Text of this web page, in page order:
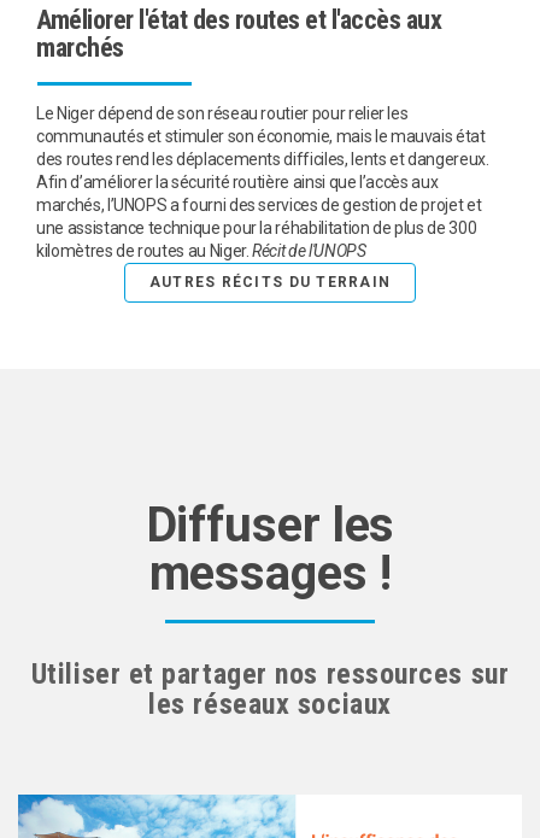
Améliorer l'état des routes et l'accès aux
marchés
Le Niger dépend de son réseau routier pour relier les
communautés et stimuler son économie, mais le mauvais état
des routes rend les déplacements difficiles, lents et dangereux.
Afin d’améliorer la sécurité routière ainsi que l’accès aux
marchés, l’UNOPS a fourni des services de gestion de projet et
une assistance technique pour la réhabilitation de plus de 300
kilomètres de routes au Niger.Récit de l'UNOPS
AUTRES RÉCITS DU TERRAIN
Diffuser les
messages !
Utiliser et partager nos ressources sur
les réseaux sociaux